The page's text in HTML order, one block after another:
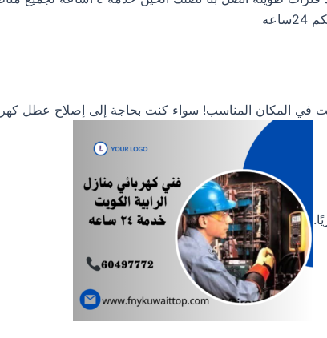
في المكان المناسب! سواء كنت بحاجة إلى إصلاح عطل